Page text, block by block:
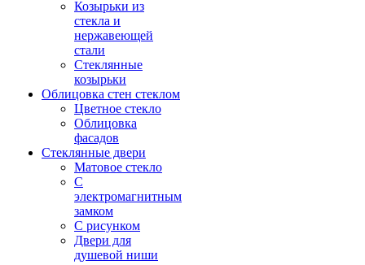
Козырьки из
стекла и
нержавеющей
стали
Стеклянные
козырьки
Облицовка стен стеклом
Цветное стекло
Облицовка
фасадов
Стеклянные двери
Матовое стекло
С
электромагнитным
замком
С рисунком
Двери для
душевой ниши